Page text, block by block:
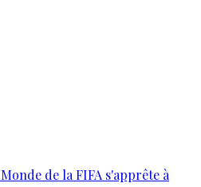
de la FIFA s'apprête à